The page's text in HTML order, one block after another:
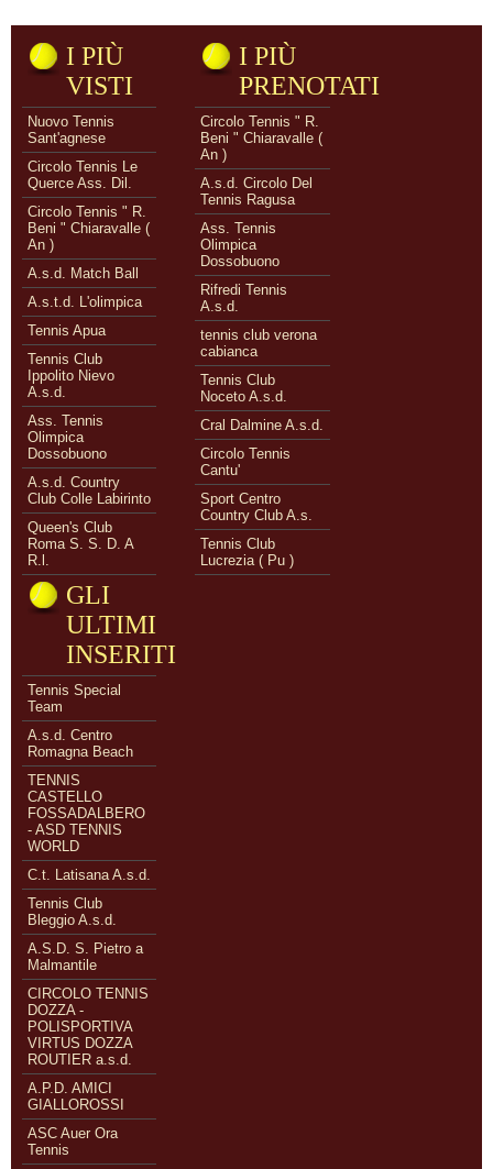
I PIÙ
VISTI
Nuovo Tennis
Sant'agnese
Circolo Tennis Le
Querce Ass. Dil.
Circolo Tennis " R.
Beni " Chiaravalle (
An )
A.s.d. Match Ball
A.s.t.d. L'olimpica
Tennis Apua
Tennis Club
Ippolito Nievo
A.s.d.
Ass. Tennis
Olimpica
Dossobuono
A.s.d. Country
Club Colle Labirinto
Queen's Club
Roma S. S. D. A
R.l.
I PIÙ
PRENOTATI
Circolo Tennis " R.
Beni " Chiaravalle (
An )
A.s.d. Circolo Del
Tennis Ragusa
Ass. Tennis
Olimpica
Dossobuono
Rifredi Tennis
A.s.d.
tennis club verona
cabianca
Tennis Club
Noceto A.s.d.
Cral Dalmine A.s.d.
Circolo Tennis
Cantu'
Sport Centro
Country Club A.s.
Tennis Club
Lucrezia ( Pu )
GLI
ULTIMI
INSERITI
Tennis Special
Team
A.s.d. Centro
Romagna Beach
TENNIS
CASTELLO
FOSSADALBERO
- ASD TENNIS
WORLD
C.t. Latisana A.s.d.
Tennis Club
Bleggio A.s.d.
A.S.D. S. Pietro a
Malmantile
CIRCOLO TENNIS
DOZZA -
POLISPORTIVA
VIRTUS DOZZA
ROUTIER a.s.d.
A.P.D. AMICI
GIALLOROSSI
ASC Auer Ora
Tennis